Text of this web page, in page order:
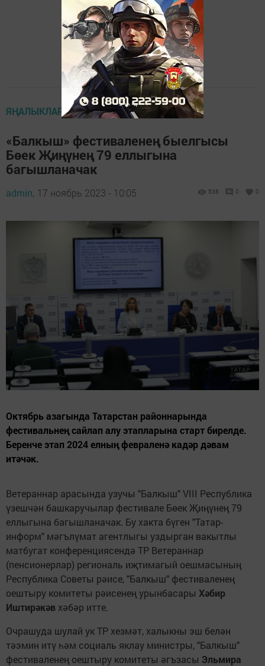
ЯҢАЛЫКЛАР
«Балкыш» фестиваленең быелгысы
Бөек Җиңүнең 79 еллыгына
багышланачак
admin, 17 ноябрь 2023 - 10:05 538 0 0
Октябрь азагында Татарстан районнарында
фестивальнең сайлап алу этапларына старт бирелде.
Беренче этап 2024 елның февраленә кадәр дәвам
итәчәк.
Ветераннар арасында узучы "Балкыш" VIII Республика
үзешчән башкаручылар фестивале Бөек Җиңүнең 79
еллыгына багышланачак. Бу хакта бүген "Татар-
информ" мәгълүмат агентлыгы уздырган вакытлы
матбугат конференциясендә ТР Ветераннар
(пенсионерлар) региональ иҗтимагый оешмасының
Республика Советы рәисе, "Балкыш" фестиваленең
оештыру комитеты рәисенең урынбасары Хәбир
Иштирәкәв хәбәр итте.
Очрашуда шулай ук ТР хезмәт, халыкны эш белән
тәэмин итү һәм социаль яклау министры, "Балкыш"
фестиваленең оештыру комитеты әгъзасы Эльмира